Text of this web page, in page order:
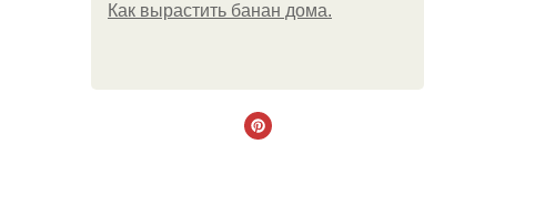
Как вырастить банан дома.